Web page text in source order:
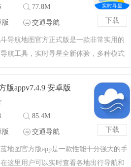
下载
77.8M
版 交通导航
导航地图官方正式版是一款非常实用的
航工具，实时寻星全新体验，多种模式
北斗卫星为你实时保驾护航，快来下载体
下载
版appv7.4.9 安卓版
85.4M
版 交通导航
地图官方版app是一款性能十分强大的手
这里用户可以实时查看各地出行导航和